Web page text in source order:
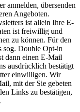
anmelden, übersenden
Angeboten.
ist allein Ihre E-
ist freiwillig und
zu können. Für den
sog. Double Opt-in
dann einen E-Mail
ausdrücklich bestätigt
einwilligen. Wir
mit der Sie gebeten
Links zu bestätigen,